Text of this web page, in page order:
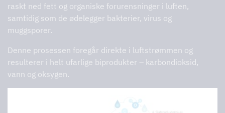
raskt ned fett og organiske forurensninger i luften,
samtidig som de ødelegger bakterier, virus og
muggsporer.
Denne prosessen foregår direkte i luftstrømmen og
resulterer i helt ufarlige biprodukter – karbondioksid,
vann og oksygen.